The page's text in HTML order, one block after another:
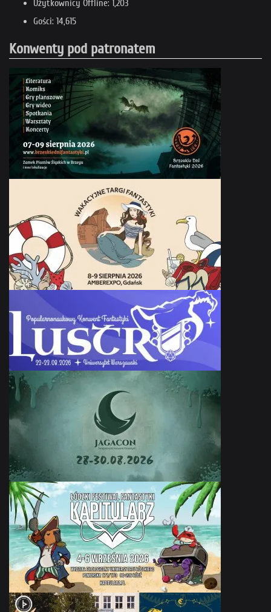
Użytkownicy Offline: 1,203
Gości: 14,615
Konwenty pod patronatem